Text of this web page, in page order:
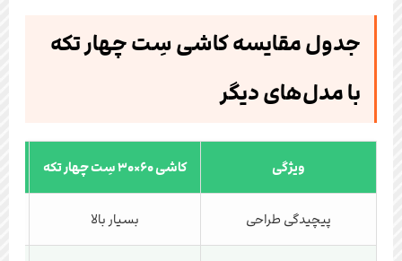
جدول مقایسه کاشی سِت چهار تکه
با مدل‌های دیگر
ویژگی کاشی ۶۰×۳۰ سِت چهار تکه
پیچیدگی طراحی بسیار بالا